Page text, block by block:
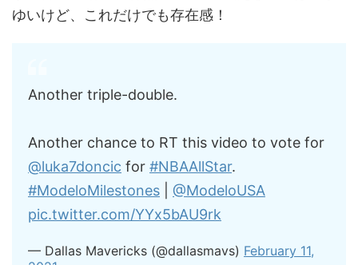
ゆいけど、これだけでも存在感！
Another triple-double.
Another chance to RT this video to vote for
@luka7doncic for #NBAAllStar.
#ModeloMilestones
@ModeloUSA
pic.twitter.com/YYx5bAU9rk
— Dallas Mavericks (@dallasmavs) February 11,